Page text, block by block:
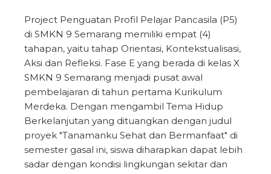
Project Penguatan Profil Pelajar Pancasila (P5)
di SMKN 9 Semarang memiliki empat (4)
tahapan, yaitu tahap Orientasi, Kontekstualisasi,
Aksi dan Refleksi. Fase E yang berada di kelas X
SMKN 9 Semarang menjadi pusat awal
pembelajaran di tahun pertama Kurikulum
Merdeka. Dengan mengambil Tema Hidup
Berkelanjutan yang dituangkan dengan judul
proyek "Tanamanku Sehat dan Bermanfaat" di
semester gasal ini, siswa diharapkan dapat lebih
sadar dengan kondisi lingkungan sekitar dan